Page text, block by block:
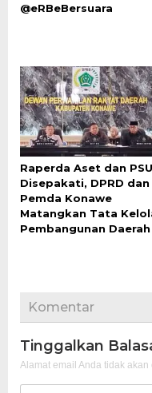
@eRBeBersuara
Raperda Aset dan PSU
Disepakati, DPRD dan
Pemda Konawe
Matangkan Tata
Pembangunan Daerah
Komentar
Tinggalkan
Alamat email Anda tidak